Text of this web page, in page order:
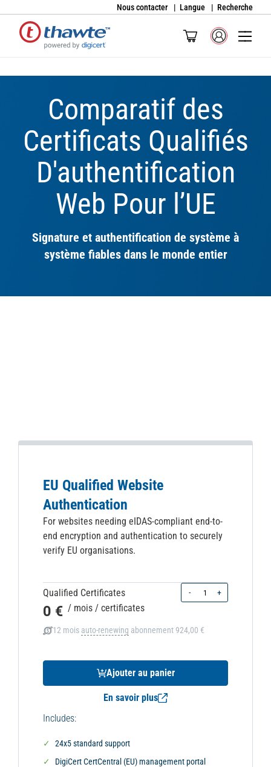
Nous contacter Langue Recherche
Comparatif des
Certificats Qualifiés
D'authentification
Web Pour l’UE
Signature et authentification de système à
système fiables dans le monde entier
EU Qualified Website
Authentication
For websites needing eIDAS-compliant end-to-
end encryption and authentication to securely
verify EU organisations.
Qualified Certificates - +
0 € / mois / certificates
12 mois auto-renewing abonnement 924,00 €
Ajouter au panier
En savoir plus
Includes:
24x5 standard support
DigiCert CertCentral (EU) management portal